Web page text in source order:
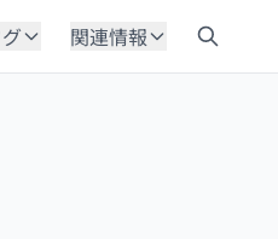
関連情報